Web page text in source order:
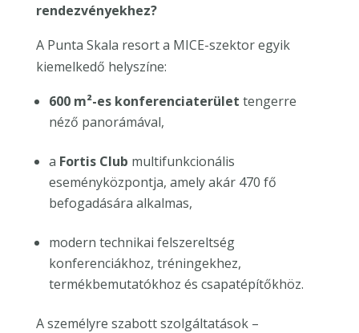
rendezvényekhez?
A Punta Skala resort a MICE-szektor egyik
kiemelkedő helyszíne:
600 m²-es konferenciaterület tengerre
néző panorámával,
a Fortis Club multifunkcionális
eseményközpontja, amely akár 470 fő
befogadására alkalmas,
modern technikai felszereltség
konferenciákhoz, tréningekhez,
termékbemutatókhoz és csapatépítőkhöz.
A személyre szabott szolgáltatások –